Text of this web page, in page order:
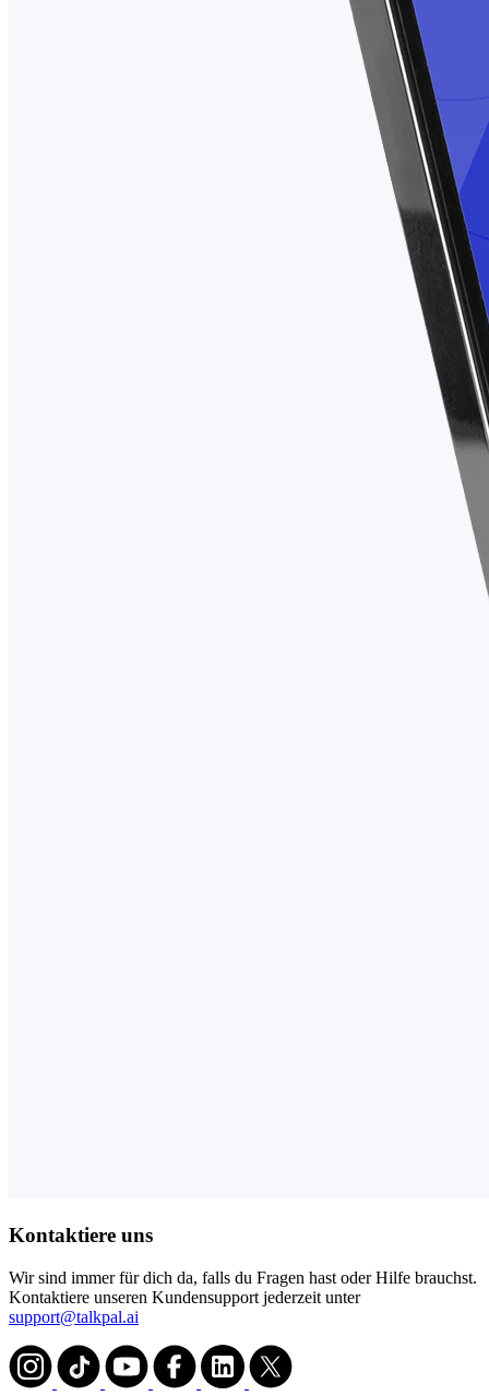
Kontaktiere uns
Wir sind immer für dich da, falls du Fragen hast oder Hilfe brauchst.
Kontaktiere unseren Kundensupport jederzeit unter
support@talkpal.ai